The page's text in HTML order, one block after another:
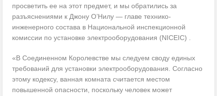
просветить ее на этот предмет, и мы обратились за
разъяснениями к Джону О’Нилу — главе технико-
инженерного состава в Национальной инспекционной
комиссии по установке электрооборудования (NICEIC) .
«В Соединенном Королевстве мы следуем своду единых
требований для установки электрооборудования. Согласно
этому кодексу, ванная комната считается местом
повышенной опасности, поскольку человек может